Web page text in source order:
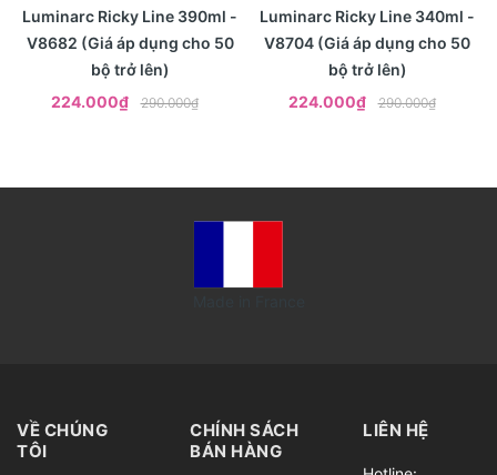
Luminarc Ricky Line 390ml -
V8682 (Giá áp dụng cho 50
bộ trở lên)
224.000₫
290.000₫
Luminarc Ricky Line 340ml -
V8704 (Giá áp dụng cho 50
bộ trở lên)
224.000₫
290.000₫
VỀ CHÚNG
TÔI
CHÍNH SÁCH
BÁN HÀNG
LIÊN HỆ